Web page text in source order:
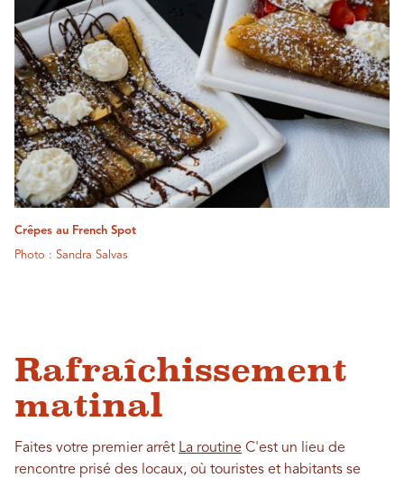
Crêpes au French Spot
Photo : Sandra Salvas
Rafraîchissement
matinal
Faites votre premier arrêt La routine C'est un lieu de
rencontre prisé des locaux, où touristes et habitants se